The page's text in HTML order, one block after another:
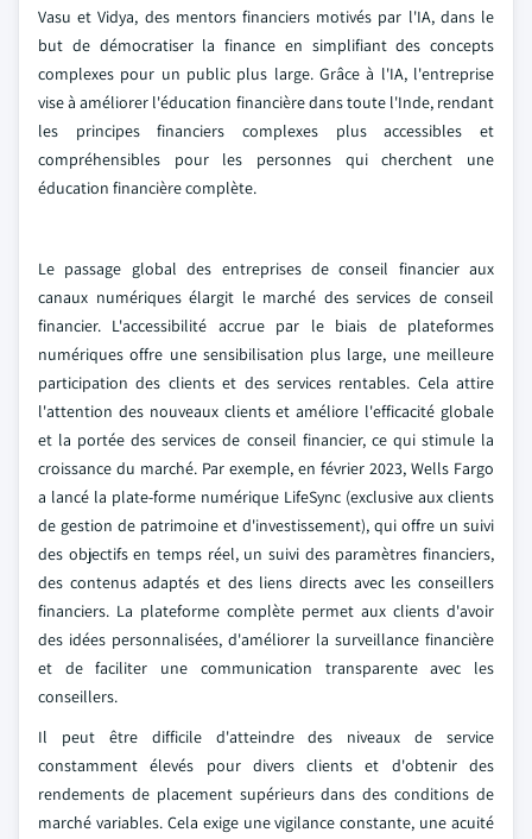
Vasu et Vidya, des mentors financiers motivés par l'IA, dans le
but de démocratiser la finance en simplifiant des concepts
complexes pour un public plus large. Grâce à l'IA, l'entreprise
vise à améliorer l'éducation financière dans toute l'Inde, rendant
les principes financiers complexes plus accessibles et
compréhensibles pour les personnes qui cherchent une
éducation financière complète.
Le passage global des entreprises de conseil financier aux
canaux numériques élargit le marché des services de conseil
financier. L'accessibilité accrue par le biais de plateformes
numériques offre une sensibilisation plus large, une meilleure
participation des clients et des services rentables. Cela attire
l'attention des nouveaux clients et améliore l'efficacité globale
et la portée des services de conseil financier, ce qui stimule la
croissance du marché. Par exemple, en février 2023, Wells Fargo
a lancé la plate-forme numérique LifeSync (exclusive aux clients
de gestion de patrimoine et d'investissement), qui offre un suivi
des objectifs en temps réel, un suivi des paramètres financiers,
des contenus adaptés et des liens directs avec les conseillers
financiers. La plateforme complète permet aux clients d'avoir
des idées personnalisées, d'améliorer la surveillance financière
et de faciliter une communication transparente avec les
conseillers.
Il peut être difficile d'atteindre des niveaux de service
constamment élevés pour divers clients et d'obtenir des
rendements de placement supérieurs dans des conditions de
marché variables. Cela exige une vigilance constante, une acuité